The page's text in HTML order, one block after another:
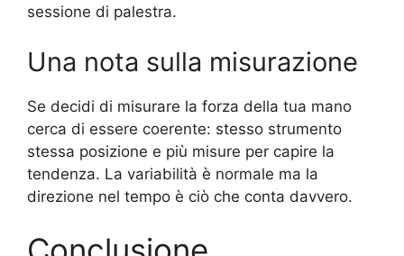
sessione di palestra.
Una nota sulla misurazione
Se decidi di misurare la forza della tua mano
cerca di essere coerente: stesso strumento
stessa posizione e più misure per capire la
tendenza. La variabilità è normale ma la
direzione nel tempo è ciò che conta davvero.